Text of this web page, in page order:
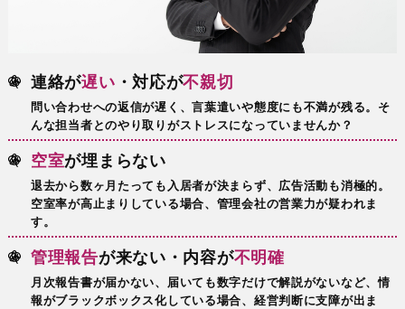
連絡が遅い ・対応が不親切
問い合わせへの返信が遅く、言葉遣いや態度にも不満が残る。そ
んな担当者とのやり取りがストレスになっていませんか？
空室が埋まらない
退去から数ヶ月たっても入居者が決まらず、広告活動も消極的。
空室率が高止まりしている場合、管理会社の営業力が疑われま
す。
管理報告が来ない・内容が不明確
月次報告書が届かない、届いても数字だけで解説がないなど、情
報がブラックボックス化している場合、経営判断に支障が出ま